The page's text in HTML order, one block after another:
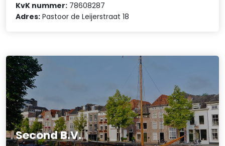
KvK nummer: 78608287
Adres: Pastoor de Leijerstraat 18
Second B.V.